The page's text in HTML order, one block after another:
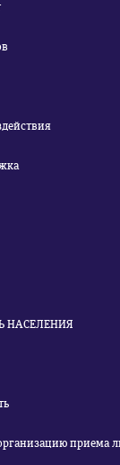
НАСЕЛЕНИЯ
приема